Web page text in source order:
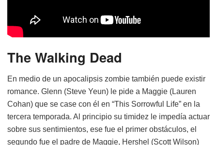
The Walking Dead
En medio de un apocalipsis zombie también puede existir
romance. Glenn (Steve Yeun) le pide a Maggie (Lauren
Cohan) que se case con él en “This Sorrowful Life” en la
tercera temporada. Al principio su timidez le impedía actuar
sobre sus sentimientos, ese fue el primer obstáculos, el
segundo fue el padre de Maggie, Hershel (Scott Wilson)